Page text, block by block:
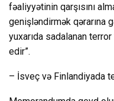
fəaliyyətinin qarşısını
genişləndirmək qərarına
yuxarıda sadalanan terror
edir”.
– İsveç və Finlandiyada